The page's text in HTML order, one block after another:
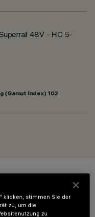
48V - HC 5-
(Gamut Index) 102
klicken, stimmen Sie der
zu, um die
zu